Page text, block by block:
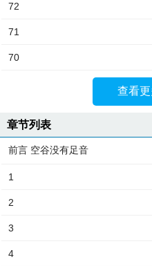
72
71
70
查看
章节列表
前言 空谷没有足音
1
2
3
4